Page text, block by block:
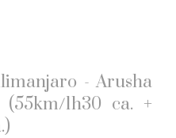
- Arusha
1h30 ca. +